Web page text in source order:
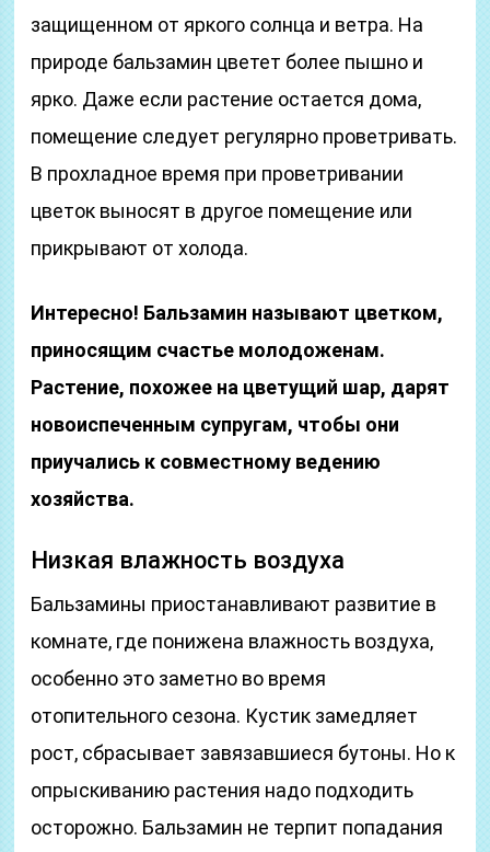
защищенном от яркого солнца и ветра. На
природе бальзамин цветет более пышно и
ярко. Даже если растение остается дома,
помещение следует регулярно проветривать.
В прохладное время при проветривании
цветок выносят в другое помещение или
прикрывают от холода.
Интересно! Бальзамин называют цветком,
приносящим счастье молодоженам.
Растение, похожее на цветущий шар, дарят
новоиспеченным супругам, чтобы они
приучались к совместному ведению
хозяйства.
Низкая влажность воздуха
Бальзамины приостанавливают развитие в
комнате, где понижена влажность воздуха,
особенно это заметно во время
отопительного сезона. Кустик замедляет
рост, сбрасывает завязавшиеся бутоны. Но к
опрыскиванию растения надо подходить
осторожно. Бальзамин не терпит попадания